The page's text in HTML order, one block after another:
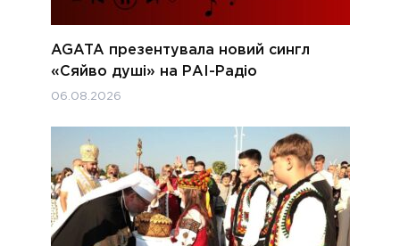
AGATA презентувала новий сингл
«Сяйво душі» на РАІ-Радіо
06.08.2026